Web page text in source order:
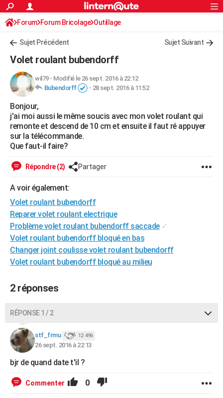
ACTUALITÉS
Politique
Société
Faits Divers
Education
Monde
Villes
+
FINANCE
Retraite
Impôts
Epargne
Immobilier
Risques naturels par ville
Banque
Assurance
Crédit
AUTO
Essais
Réserver un essai
Citadines
Berlines
SUV
Forum auto
+HIGH-TECH
Mobiles
Meilleur smartphone
Internet
Ordinateurs
Jeux vidéo
Guide high-tech
+BRICOLAGE
Forum
Aménagement intérieur
Extérieur
Cuisine
Salle de bains
Jardinage
Rangement
Guides de France
Escapades
Patrimoine
Expositions
Musées
Week-end nature
Art de vivre
Bien-être
Loisirs
Mode
Modes de vie
Alimentation
Guide de la santé
Maladies
Médicaments
Sommeil
VOYAGE
PHOTO
GUIDES D'ACHAT
CARTE DE VOEUX
Carte de Noël
Carte Bonne année
Carte Saint-Valentin
Carte Pâques
Carte d'anniversaire
DICTIONNAIRE
Dictionnaire
Biographies
Citations
Expressions
Proverbes
PROGRAMME TV
AVIS DE DÉCÈS
S'inscrire
Connexion
Forum Forum Bricolage Outillage
Sujet Précédent Sujet Suivant
Volet roulant bubendorff
wil79- Modifié le 26 sept. 2016 à 22:12
Bubendorff
- 28 sept. 2016 à 11:52
Bonjour,
j'ai moi aussi le même soucis avec mon volet roulant qui
remonte et descend de 10 cm et ensuite il faut ré appuyer
sur la télécommande.
Que faut-il faire?
Répondre (2) Partager
A voir également:
Volet roulant bubendorff
Reparer volet roulant electrique
Problème volet roulant bubendorff saccade ✓
Volet roulant bubendorff bloqué en bas
Changer joint coulisse volet roulant bubendorff
Volet roulant bubendorff bloqué au milieu
2 réponses
RÉPONSE 1 / 2
stf_frmu 12 496
26 sept. 2016 à 22:13
bjr de quand date t'il ?
Commenter 0